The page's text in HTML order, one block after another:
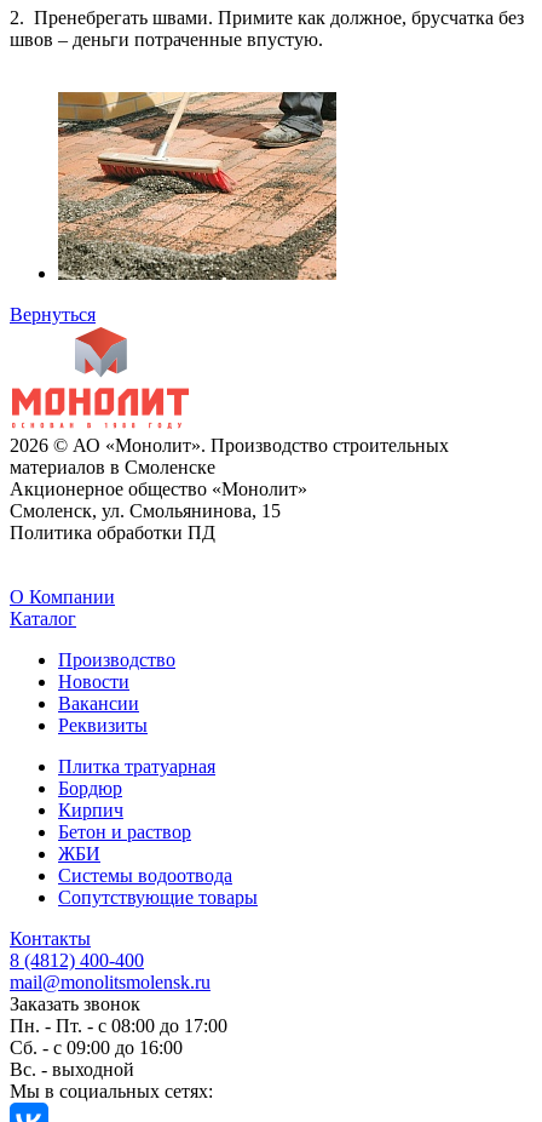
2. Пренебрегать швами. Примите как должное, брусчатка без
швов – деньги потраченные впустую.
Вернуться
2026 © АО «Монолит». Производство строительных
материалов в Смоленске
Акционерное общество «Монолит»
Смоленск, ул. Смольянинова, 15
Политика обработки ПД
O Компании
Каталог
Производство
Новости
Вакансии
Реквизиты
Плитка тратуарная
Бордюр
Кирпич
Бетон и раствор
ЖБИ
Системы водоотвода
Сопутствующие товары
Контакты
8 (4812) 400-400
mail@monolitsmolensk.ru
Заказать звонок
Пн. - Пт. - с 08:00 до 17:00
Сб. - с 09:00 до 16:00
Вс. - выходной
Мы в социальных сетях: